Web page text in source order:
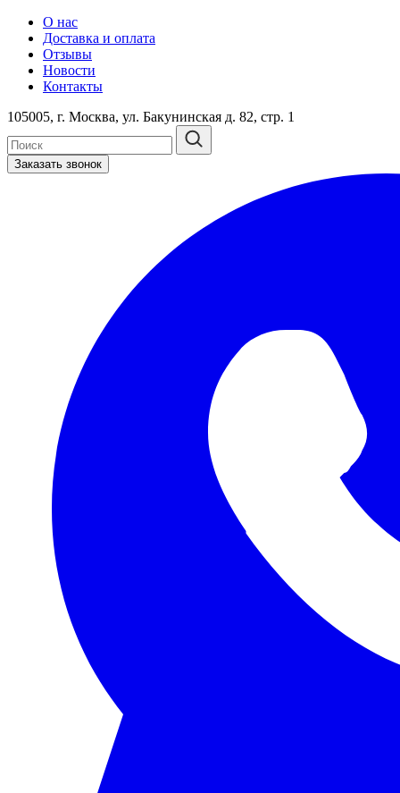
О нас
Доставка и оплата
Отзывы
Новости
Контакты
105005, г. Москва, ул. Бакунинская д. 82, стр. 1
Заказать звонок